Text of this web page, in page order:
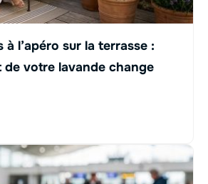
à l’apéro sur la terrasse :
de votre lavande change